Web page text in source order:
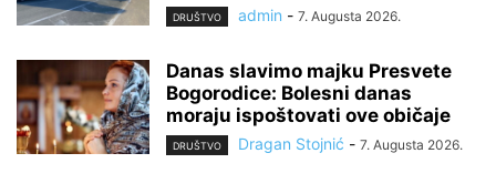
DRUŠTVO admin - 7. Augusta 2026.
Danas slavimo majku Presvete
Bogorodice: Bolesni danas
moraju ispoštovati ove običaje
DRUŠTVO Dragan Stojnić - 7. Augusta 2026.